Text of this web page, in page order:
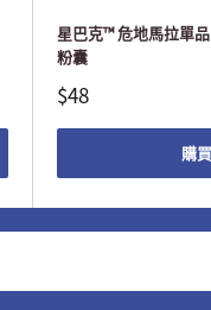
星巴克™ 危地馬拉單
粉囊
$48
購